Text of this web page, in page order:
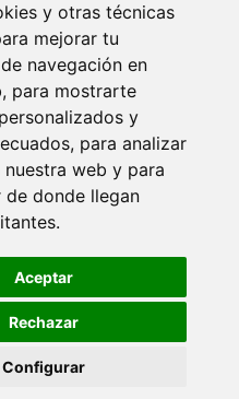
y otras técnicas
mejorar tu
navegación en
para mostrarte
y
para analizar
web y para
donde llegan
Aceptar
Rechazar
Configurar
preferences
voltios.es